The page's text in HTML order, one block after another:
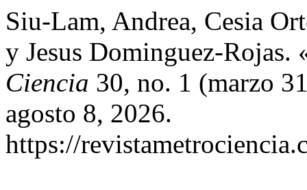
Siu-Lam, Andrea, Cesia
y Jesus Dominguez-
Ciencia 30, no. 1 (marzo
agosto 8, 2026.
https://